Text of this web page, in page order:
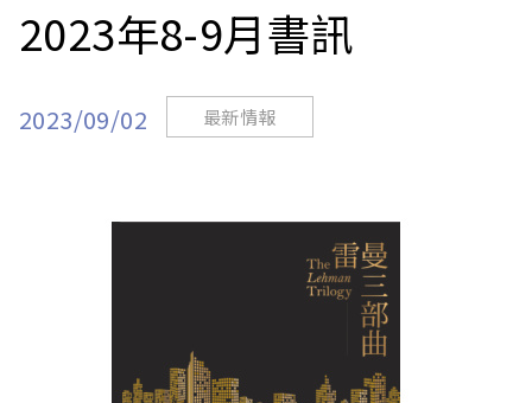
2023年8-9月書訊
2023/09/02 最新情報